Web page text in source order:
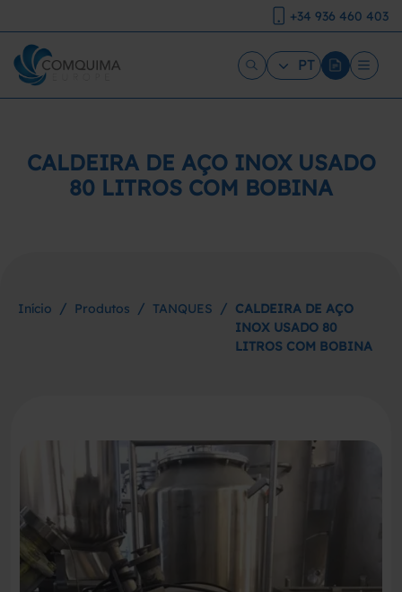
+34 936 460 403
PT
CALDEIRA DE AÇO INOX USADO
80 LITROS COM BOBINA
Início / Produtos / TANQUES / CALDEIRA DE AÇO
INOX USADO 80
LITROS COM BOBINA